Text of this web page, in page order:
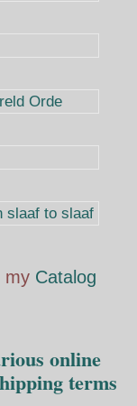
my Catalog
online
terms